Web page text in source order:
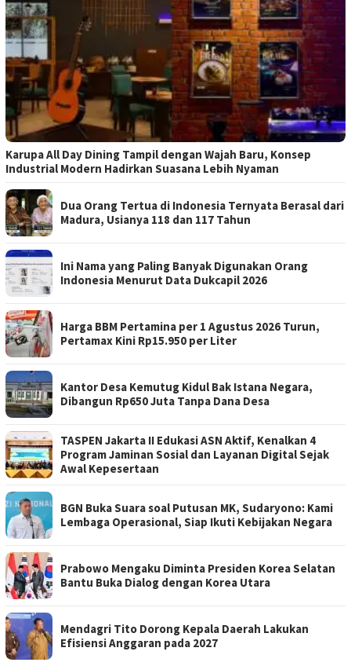
Karupa All Day Dining Tampil dengan Wajah Baru, Konsep
Industrial Modern Hadirkan Suasana Lebih Nyaman
Dua Orang Tertua di Indonesia Ternyata Berasal dari
Madura, Usianya 118 dan 117 Tahun
Ini Nama yang Paling Banyak Digunakan Orang
Indonesia Menurut Data Dukcapil 2026
Harga BBM Pertamina per 1 Agustus 2026 Turun,
Pertamax Kini Rp15.950 per Liter
Kantor Desa Kemutug Kidul Bak Istana Negara,
Dibangun Rp650 Juta Tanpa Dana Desa
TASPEN Jakarta II Edukasi ASN Aktif, Kenalkan 4
Program Jaminan Sosial dan Layanan Digital Sejak
Awal Kepesertaan
BGN Buka Suara soal Putusan MK, Sudaryono: Kami
Lembaga Operasional, Siap Ikuti Kebijakan Negara
Prabowo Mengaku Diminta Presiden Korea Selatan
Bantu Buka Dialog dengan Korea Utara
Mendagri Tito Dorong Kepala Daerah Lakukan
Efisiensi Anggaran pada 2027